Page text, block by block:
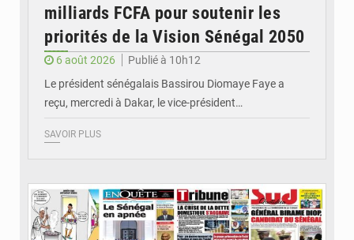
milliards FCFA pour soutenir les
priorités de la Vision Sénégal 2050
6 août 2026
Publié à 10h12
Le président sénégalais Bassirou Diomaye Faye a
reçu, mercredi à Dakar, le vice-président…
SAVOIR PLUS